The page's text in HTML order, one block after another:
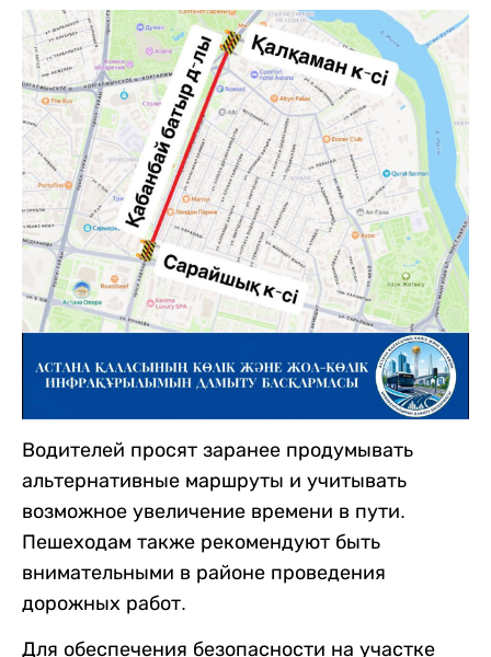
Водителей просят заранее продумывать
альтернативные маршруты и учитывать
возможное увеличение времени в пути.
Пешеходам также рекомендуют быть
внимательными в районе проведения
дорожных работ.
Для обеспечения безопасности на участке